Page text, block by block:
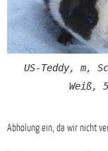
US-Teddy, m,
Weiß,
Abholung ein, da wir nicht